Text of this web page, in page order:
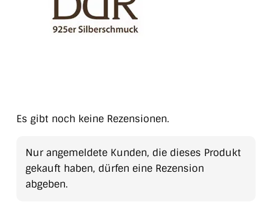
Es gibt noch keine Rezensionen.
Nur angemeldete Kunden, die dieses Produkt
gekauft haben, dürfen eine Rezension
abgeben.